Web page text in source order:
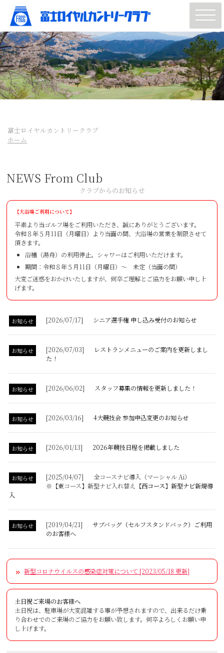
富士ロイヤルカントリークラブ
ホーム
NEWS From Club
クラブからのお知らせ
【大浴場ご利用について】
平素より当ゴルフ場をご利用いただき、誠にありがとうございます。
令和８年５月11日（月曜日）より当面の間、大浴場の営業を制限させて
頂きます。
浴槽（湯舟）の利用停止。シャワーはご利用いただけます。
期間：令和８年５月11日（月曜日）～ 未定（当面の間）
大変ご迷惑をおかけいたしますが、何卒ご理解とご協力をお願い申し上
げます。
お知らせ [2026/07/17] シニア選手権 申し込み受付のお知らせ
お知らせ [2026/07/03]
レストランメニューのご案内を更新しまし
た！
お知らせ [2026/06/02] スタッフ募集の情報を更新しました！
お知らせ [2026/03/16] 4大競技会 参加申込変更のお知らせ
お知らせ [2026/01/13] 2026年競技日程を掲載しました
お知らせ [2025/04/07]
全コースナビ導入（マーシャル Ai）
※ 【東コース】新型ナビ入れ替え 【西コース】新型ナビ新規導
入
お知らせ [2019/04/21]
サブバッグ（セルフスタンドバック）ご利用
のお客様へ
新型コロナウイルスの感染症対策について [2023/05/18 更新]
土日祝ご来場のお客様へ
土日祝は、駐車場が大変混雑する事が予想されますので、出来るだけ乗
り合わせでのご来場のご協力をお願い致します。何卒よろしくお願い申
し上げます。